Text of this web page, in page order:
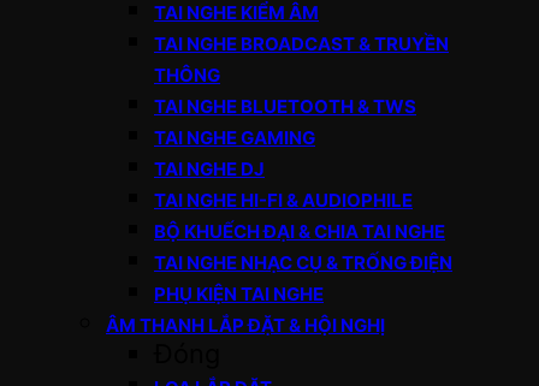
TAI NGHE KIỂM ÂM
TAI NGHE BROADCAST & TRUYỀN
THÔNG
TAI NGHE BLUETOOTH & TWS
TAI NGHE GAMING
TAI NGHE DJ
TAI NGHE HI-FI & AUDIOPHILE
BỘ KHUẾCH ĐẠI & CHIA TAI NGHE
TAI NGHE NHẠC CỤ & TRỐNG ĐIỆN
PHỤ KIỆN TAI NGHE
ÂM THANH LẮP ĐẶT & HỘI NGHỊ